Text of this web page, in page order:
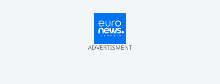
ADVERTISMENT